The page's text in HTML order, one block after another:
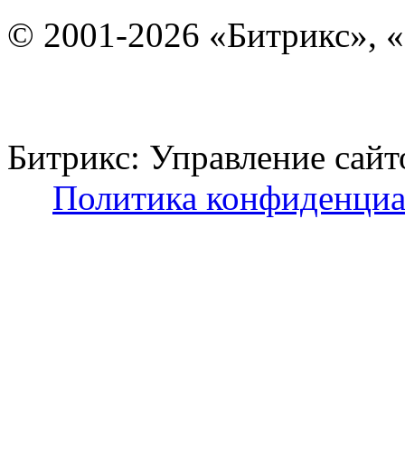
© 2001-2026 «Битрикс»,
Битрикс: Управление
Политика